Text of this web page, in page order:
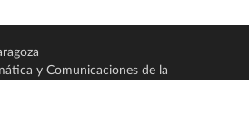
y Comunicaciones de la